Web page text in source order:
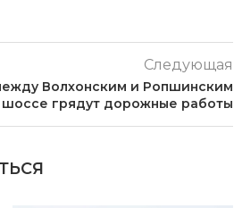
Следующая
Волхонским и Ропшинским
шоссе грядут дорожные работы